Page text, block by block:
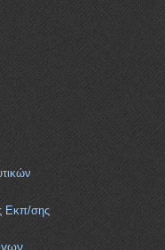
Εκπ/σης